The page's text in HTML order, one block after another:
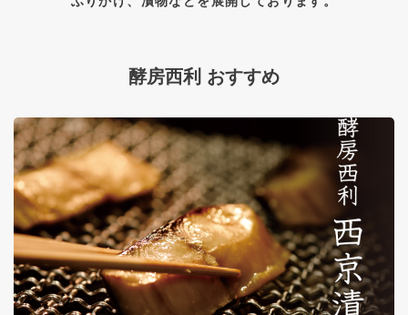
酵房西利 おすすめ